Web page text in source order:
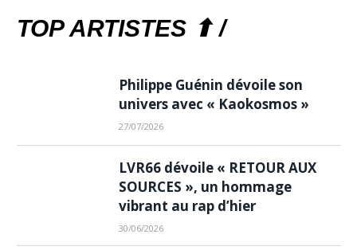
TOP ARTISTES ⬆ /
Philippe Guénin dévoile son
univers avec « Kaokosmos »
27/07/2026
LVR66 dévoile « RETOUR AUX
SOURCES », un hommage
vibrant au rap d’hier
30/06/2026